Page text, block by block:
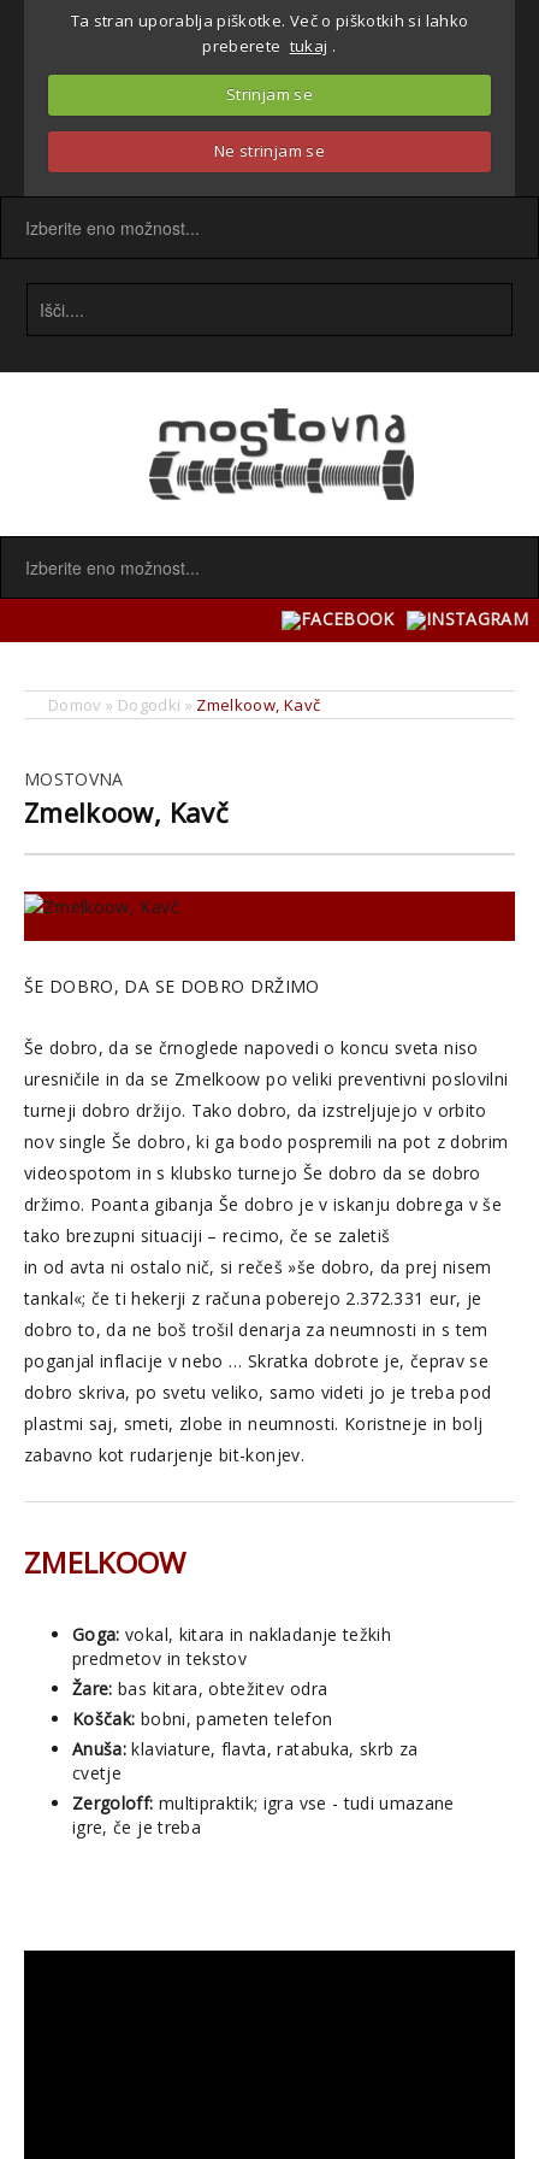
Ta stran uporablja piškotke. Več o piškotkih si lahko
preberete tukaj .
Strinjam se
Ne strinjam se
Domov » Dogodki » Zmelkoow, Kavč
MOSTOVNA
Zmelkoow, Kavč
ŠE DOBRO, DA SE DOBRO DRŽIMO
Še dobro, da se črnoglede napovedi o koncu sveta niso
uresničile in da se Zmelkoow po veliki preventivni poslovilni
turneji dobro držijo. Tako dobro, da izstreljujejo v orbito
nov single Še dobro, ki ga bodo pospremili na pot z dobrim
videospotom in s klubsko turnejo Še dobro da se dobro
držimo. Poanta gibanja Še dobro je v iskanju dobrega v še
tako brezupni situaciji – recimo, če se zaletiš
in od avta ni ostalo nič, si rečeš »še dobro, da prej nisem
tankal«; če ti hekerji z računa poberejo 2.372.331 eur, je
dobro to, da ne boš trošil denarja za neumnosti in s tem
poganjal inflacije v nebo … Skratka dobrote je, čeprav se
dobro skriva, po svetu veliko, samo videti jo je treba pod
plastmi saj, smeti, zlobe in neumnosti. Koristneje in bolj
zabavno kot rudarjenje bit-konjev.
ZMELKOOW
Goga: vokal, kitara in nakladanje težkih
predmetov in tekstov
Žare: bas kitara, obtežitev odra
Koščak: bobni, pameten telefon
Anuša: klaviature, flavta, ratabuka, skrb za
cvetje
Zergoloff: multipraktik; igra vse - tudi umazane
igre, če je treba